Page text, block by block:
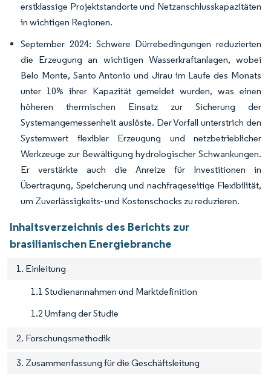
erstklassige Projektstandorte und Netzanschlusskapazitäten
in wichtigen Regionen.
September 2024: Schwere Dürrebedingungen reduzierten
die Erzeugung an wichtigen Wasserkraftanlagen, wobei
Belo Monte, Santo Antonio und Jirau im Laufe des Monats
unter 10% ihrer Kapazität gemeldet wurden, was einen
höheren thermischen Einsatz zur Sicherung der
Systemangemessenheit auslöste. Der Vorfall unterstrich den
Systemwert flexibler Erzeugung und netzbetrieblicher
Werkzeuge zur Bewältigung hydrologischer Schwankungen.
Er verstärkte auch die Anreize für Investitionen in
Übertragung, Speicherung und nachfrageseitige Flexibilität,
um Zuverlässigkeits- und Kostenschocks zu reduzieren.
Inhaltsverzeichnis des Berichts zur
brasilianischen Energiebranche
1. Einleitung
1.1 Studienannahmen und Marktdefinition
1.2 Umfang der Studie
2. Forschungsmethodik
3. Zusammenfassung für die Geschäftsleitung